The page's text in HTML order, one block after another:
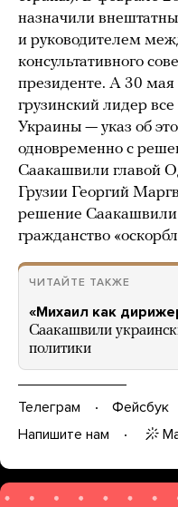
назначили
и руководителем
консультативного
президенте. А 30 мая
грузинский лидер
Украины — указ об
одновременно с
Саакашвили главой
Грузии Георгий
решение Саакашвили
гражданство
ЧИТАЙТЕ ТАКЖЕ
«Михаил как
Саакашвили
политики
Телеграм Фейсбук
Напишите нам